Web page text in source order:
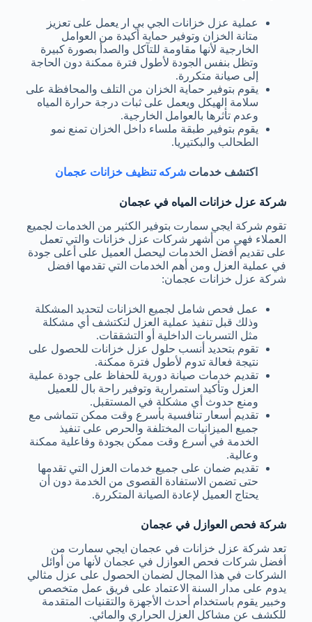
عملية عزل خزانات الجي بي ار يعمل على تعزيز
متانة الخزان وتوفير حماية أكيدة من العوامل
الخارجية لأنها مقاومة للتآكل والصدأ بصورة كبيرة
وتظل بنفس الجودة لأطول فترة ممكنة دون الحاجة
إلى صيانة متكررة.
يقوم بتوفير حماية الخزان من التلف والمحافظة على
سلامة الهيكل ويعمل على ثبات درجة حرارة المياه
وعدم تأثرها بالعوامل الخارجية.
يقوم بتوفير طبقة ملساء داخل الخزان تمنع نمو
الطحالب والبكتيريا.
اكتشف خدماتشركه تنظيف خزانات عجمان
شركة عزل خزانات المياه في عجمان
تقوم شركة ايجي سمارت بتوفير الكثير من الخدمات لجميع
العملاء فهي من أشهر شركات عزل خزانات والتي تعمل
على تقديم أفضل الخدمات ليحصل العميل على أعلى جودة
في عملية العزل ومن أهم الخدمات التي تقدمها افضل
شركة عزل خزانات عجمان:
عمل فحص شامل لجميع الخزانات لتحديد المشكلة
وذلك قبل تنفيذ عملية العزل لتكتشف أي مشكلة
مثل التسربات الداخلية أو التشققات.
تقوم بتحديد أنسب حلول عزل خزانات للحصول على
نتيجة فعالة تدوم لأطول فترة ممكنة.
تقديم خدمات صيانة دورية للحفاظ على جودة عملية
العزل وتأكيد استمرارية وتوفير راحة بال للعميل
ومنع حدوث أي مشكلة في المستقبل.
تقديم أسعار تنافسية بأسرع وقت ممكن تتماشى مع
جميع الميزانيات المختلفة والحرص على تنفيذ
الخدمة في أسرع وقت ممكن بجودة وفاعلية ممكنة
وعالية.
تقديم ضمان على جميع خدمات العزل التي تقدمها
حتى تضمن الاستفادة القصوى من الخدمة دون أن
يحتاج العميل لإعادة الصيانة المتكررة.
شركة فحص العوازل في عجمان
تعد شركة عزل خزانات في عجمان ايجي سمارت من
أفضل شركات فحص العوازل في عجمان لأنها من أوائل
الشركات في هذا المجال لضمان الحصول على عزل مثالي
يدوم على مدار السنة الاعتماد على فريق عمل متخصص
وخبير يقوم باستخدام أحدث الأجهزة والتقنيات المتقدمة
للكشف عن مشاكل العزل الحراري والمائي.